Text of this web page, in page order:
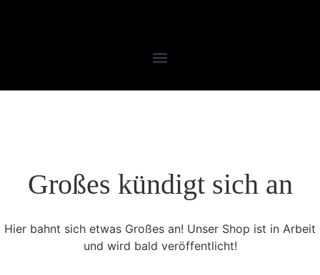
Großes kündigt sich an
Hier bahnt sich etwas Großes an! Unser Shop ist in Arbeit
und wird bald veröffentlicht!